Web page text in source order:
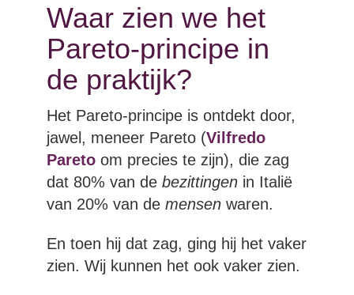
Waar zien we het
Pareto-principe in
de praktijk?
Het Pareto-principe is ontdekt door,
jawel, meneer Pareto (Vilfredo
Pareto om precies te zijn), die zag
dat 80% van de bezittingen in Italië
van 20% van de mensen waren.
En toen hij dat zag, ging hij het vaker
zien. Wij kunnen het ook vaker zien.